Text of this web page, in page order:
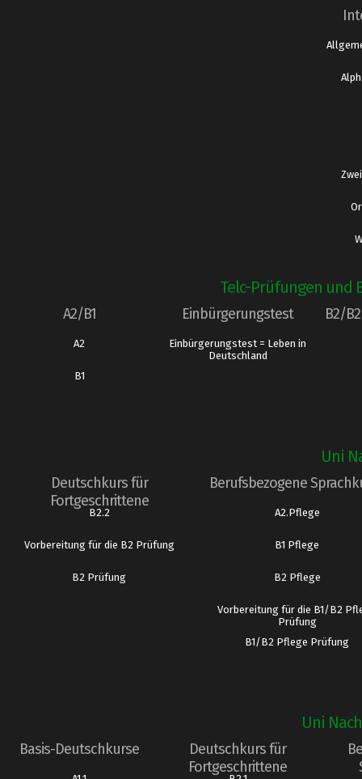
Telc-Prüfungen und
A2/B1
A2
B1
Einbürgerungstest
Einbürgerungstest = Leben in
Deutschland
B2/
Uni
Deutschkurs für
Fortgeschrittene
B2.2
Vorbereitung für die B2 Prüfung
B2 Prüfung
Berufsbezogene
A2.Pflege
B1 Pflege
B2 Pflege
Vorbereitung für die B1/B2
Prüfung
B1/B2 Pflege Prüfung
Uni
Basis-Deutschkurse
Deutschkurs für
Fortgeschrittene